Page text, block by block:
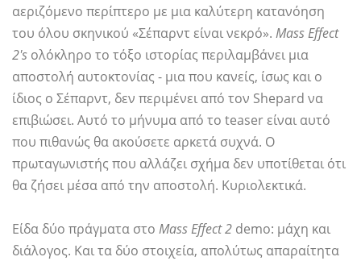
αεριζόμενο περίπτερο με μια καλύτερη κατανόηση
του όλου σκηνικού «Σέπαρντ είναι νεκρό». Mass Effect
2's ολόκληρο το τόξο ιστορίας περιλαμβάνει μια
αποστολή αυτοκτονίας - μια που κανείς, ίσως και ο
ίδιος ο Σέπαρντ, δεν περιμένει από τον Shepard να
επιβιώσει. Αυτό το μήνυμα από το teaser είναι αυτό
που πιθανώς θα ακούσετε αρκετά συχνά. Ο
πρωταγωνιστής που αλλάζει σχήμα δεν υποτίθεται ότι
θα ζήσει μέσα από την αποστολή. Κυριολεκτικά.
Είδα δύο πράγματα στο Mass Effect 2 demo: μάχη και
διάλογος. Και τα δύο στοιχεία, απολύτως απαραίτητα